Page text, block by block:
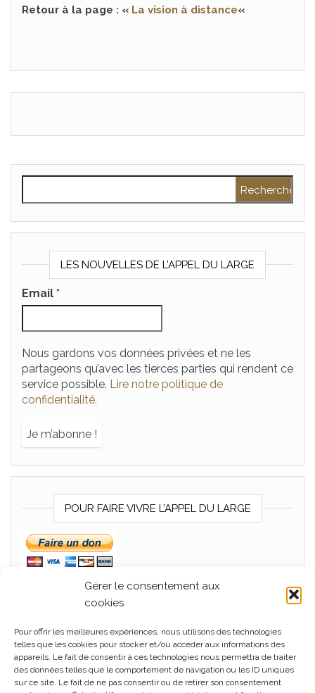
Gérer le consentement aux
cookies
Pour offrir les meilleures expériences, nous utilisons des technologies
telles que les cookies pour stocker et/ou accéder aux informations des
appareils. Le fait de consentir à ces technologies nous permettra de traiter
des données telles que le comportement de navigation ou les ID uniques
sur ce site. Le fait de ne pas consentir ou de retirer son consentement
Retour à la page : « La vision à distance«
LES NOUVELLES DE L’APPEL DU LARGE
Email *
Nous gardons vos données privées et ne les
partageons qu’avec les tierces parties qui rendent ce
service possible. Lire notre politique de
confidentialité.
POUR FAIRE VIVRE L’APPEL DU LARGE
MÉTA
Connexion